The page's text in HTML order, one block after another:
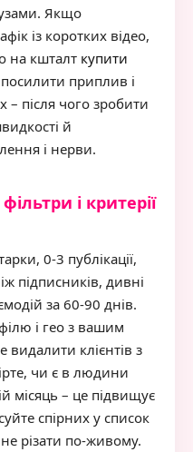
Якщо
із коротких відео,
на кшталт купити
приплив і
після чого зробити
й
і нерви.
і критерії
0-3 публікації,
підписників, дивні
за 60-90 днів.
і гео з вашим
клієнтів з
чи є в людини
місяць – це підвищує
спірних у список
різати по-живому.